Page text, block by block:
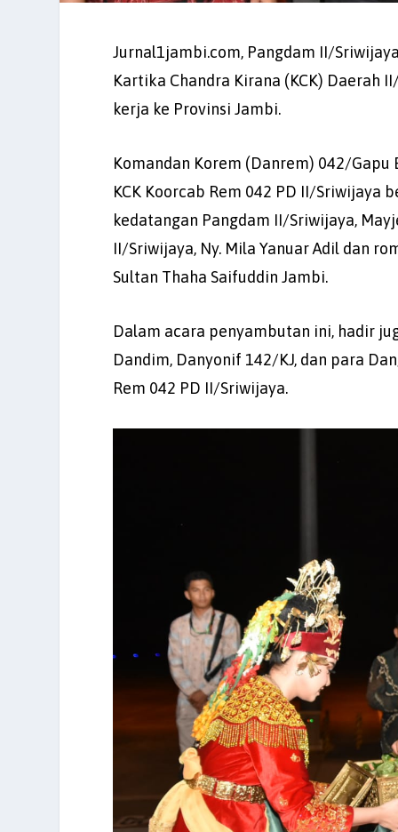
Jurnal1jambi.com, Pangdam II/
Kartika Chandra Kirana (KCK) Daerah
kerja ke Provinsi Jambi.
Komandan Korem (Danrem) 042/Gapu
KCK Koorcab Rem 042 PD II/Sriwijaya
kedatangan Pangdam II/Sriwijaya,
II/Sriwijaya, Ny. Mila Yanuar Adil dan
Sultan Thaha Saifuddin Jambi.
Dalam acara penyambutan ini, hadir
Dandim, Danyonif 142/KJ, dan para
Rem 042 PD II/Sriwijaya.